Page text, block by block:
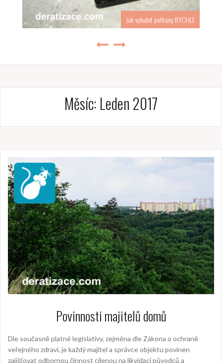
Jak vyhubit potkany RYCHLE
Měsíc: Leden 2017
Povinnosti majitelů domů
Dle současně platné legislativy, zejména dle Zákona o ochraně
veřejného zdraví, je každý majitel a správce objektu povinen
zajišťovat odbornou činnost cílenou na likvidaci původců a